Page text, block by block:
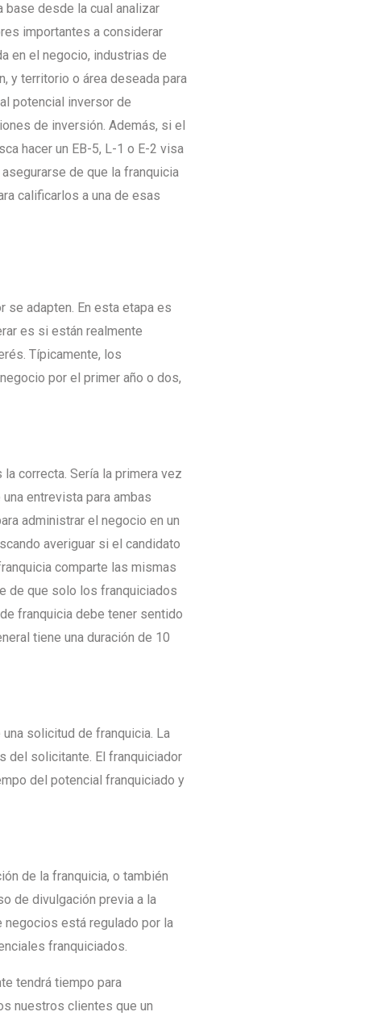
desde la cual analizar
importantes a considerar
en el negocio, industrias de
y territorio o área deseada para
potencial inversor de
de inversión. Además, si el
hacer un EB-5, L-1 o E-2 visa
de que la franquicia
calificarlos a una de esas
adapten. En esta etapa es
es si están realmente
Típicamente, los
por el primer año o dos,
correcta. Sería la primera vez
entrevista para ambas
administrar el negocio en un
averiguar si el candidato
comparte las mismas
de que solo los franquiciados
franquicia debe tener sentido
tiene una duración de 10
solicitud de franquicia. La
del solicitante. El franquiciador
del potencial franquiciado y
de la franquicia, o también
de divulgación previa a la
negocios está regulado por la
franquiciados.
tendrá tiempo para
nuestros clientes que un